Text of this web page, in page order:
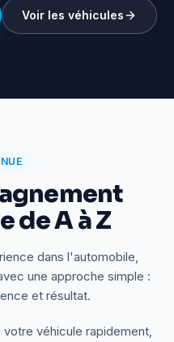
Voir les véhicules
de A à Z
dans l'automobile,
une approche simple :
et résultat.
véhicule rapidement,